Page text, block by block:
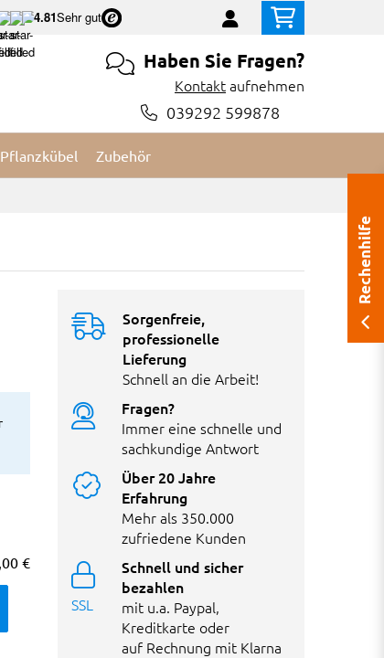
4.81Sehr gut
Haben Sie Fragen?
Kontaktaufnehmen
039292 599878
Pflanzkübel Zubehör
€
Sorgenfreie,
professionelle
Lieferung
Schnell an die Arbeit!
Fragen?
Immer eine schnelle und
sachkundige Antwort
Über 20 Jahre
Erfahrung
Mehr als 350.000
zufriedene Kunden
SSL
Schnell und sicher
bezahlen
mit u.a. Paypal,
Kreditkarte oder
auf Rechnung mit Klarna
Rechenhilfe